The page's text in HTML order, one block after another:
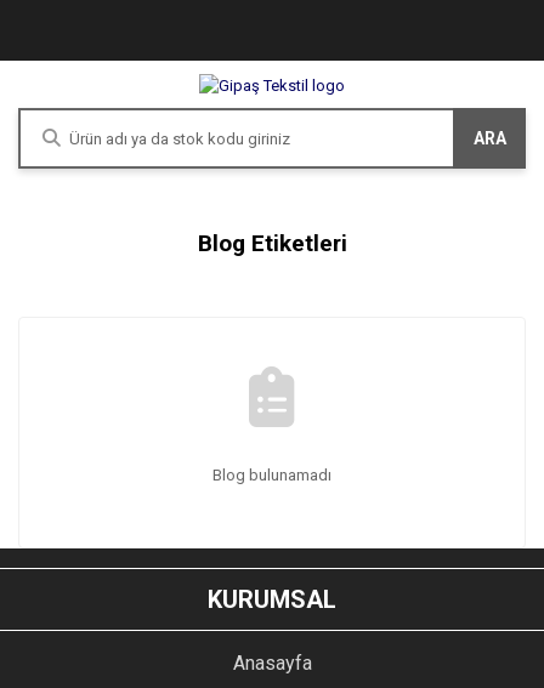
ARA
Blog Etiketleri
Blog bulunamadı
KURUMSAL
Anasayfa